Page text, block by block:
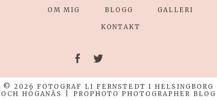
OM MIG BLOGG GALLERI
KONTAKT
© 2026 FOTOGRAF LI FERNSTEDT I HELSINGBORG
OCH HÖGANÄS
PROPHOTO PHOTOGRAPHER BLOG